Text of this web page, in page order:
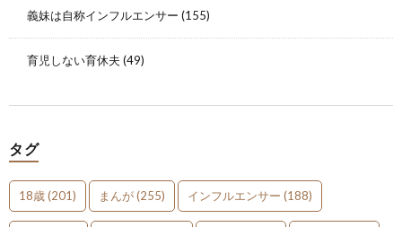
義妹は自称インフルエンサー (155)
育児しない育休夫 (49)
タグ
18歳(201) まんが(255) インフルエンサー (188)